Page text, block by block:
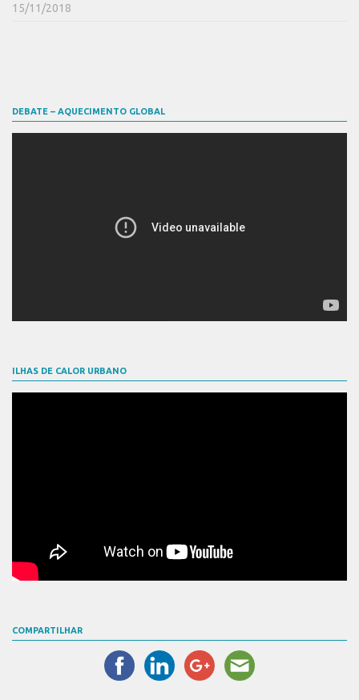
15/11/2018
DEBATE – AQUECIMENTO GLOBAL
ILHAS DE CALOR URBANO
COMPARTILHAR